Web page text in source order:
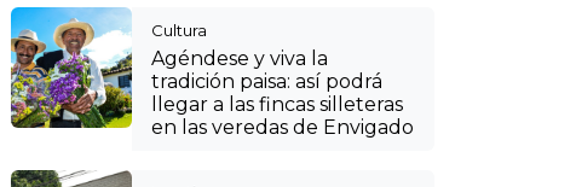
Banda Sinfónica de
Sabaneta logró el primer
lugar en el Mundial de
Bandas en Países Bajos